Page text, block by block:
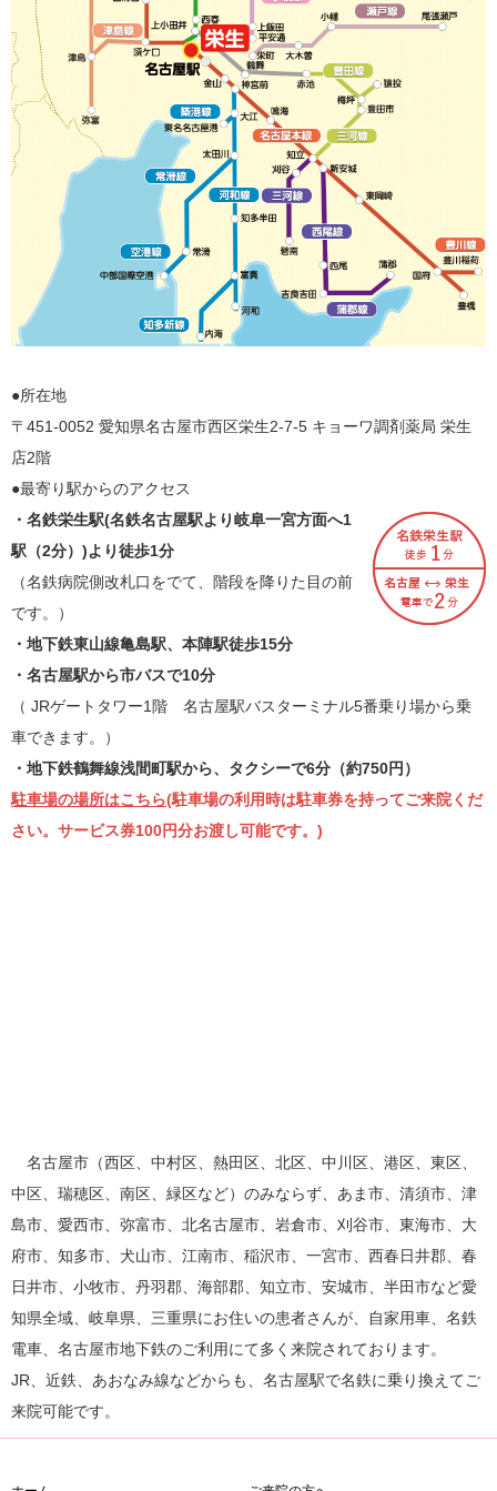
●所在地
〒451-0052 愛知県名古屋市西区栄生2-7-5 キョーワ調剤薬局 栄生
店2階
●最寄り駅からのアクセス
・名鉄栄生駅(名鉄名古屋駅より岐阜一宮方面へ1
駅（2分）)より徒歩1分
（名鉄病院側改札口をでて、階段を降りた目の前
です。）
・地下鉄東山線亀島駅、本陣駅徒歩15分
・名古屋駅から市バスで10分
（ JRゲートタワー1階 名古屋駅バスターミナル5番乗り場から乗
車できます。）
・地下鉄鶴舞線浅間町駅から、タクシーで6分（約750円）
駐車場の場所はこちら(駐車場の利用時は駐車券を持ってご来院くだ
さい。サービス券100円分お渡し可能です。)
名古屋市（西区、中村区、熱田区、北区、中川区、港区、東区、
中区、瑞穂区、南区、緑区など）のみならず、あま市、清須市、津
島市、愛西市、弥富市、北名古屋市、岩倉市、刈谷市、東海市、大
府市、知多市、犬山市、江南市、稲沢市、一宮市、西春日井郡、春
日井市、小牧市、丹羽郡、海部郡、知立市、安城市、半田市など愛
知県全域、岐阜県、三重県にお住いの患者さんが、自家用車、名鉄
電車、名古屋市地下鉄のご利用にて多く来院されております。
JR、近鉄、あおなみ線などからも、名古屋駅で名鉄に乗り換えてご
来院可能です。